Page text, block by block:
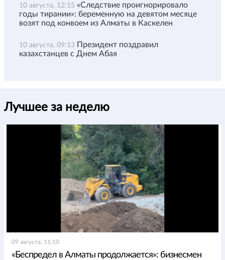
10 августа, 12:15 «Следствие проигнорировало
годы тирании»: беременную на девятом месяце
возят под конвоем из Алматы в Каскелен
10 августа, 09:13 Президент поздравил
казахстанцев с Днем Абая
Лучшее за неделю
09 августа, 11:10
«Беспредел в Алматы продолжается»: бизнесмен